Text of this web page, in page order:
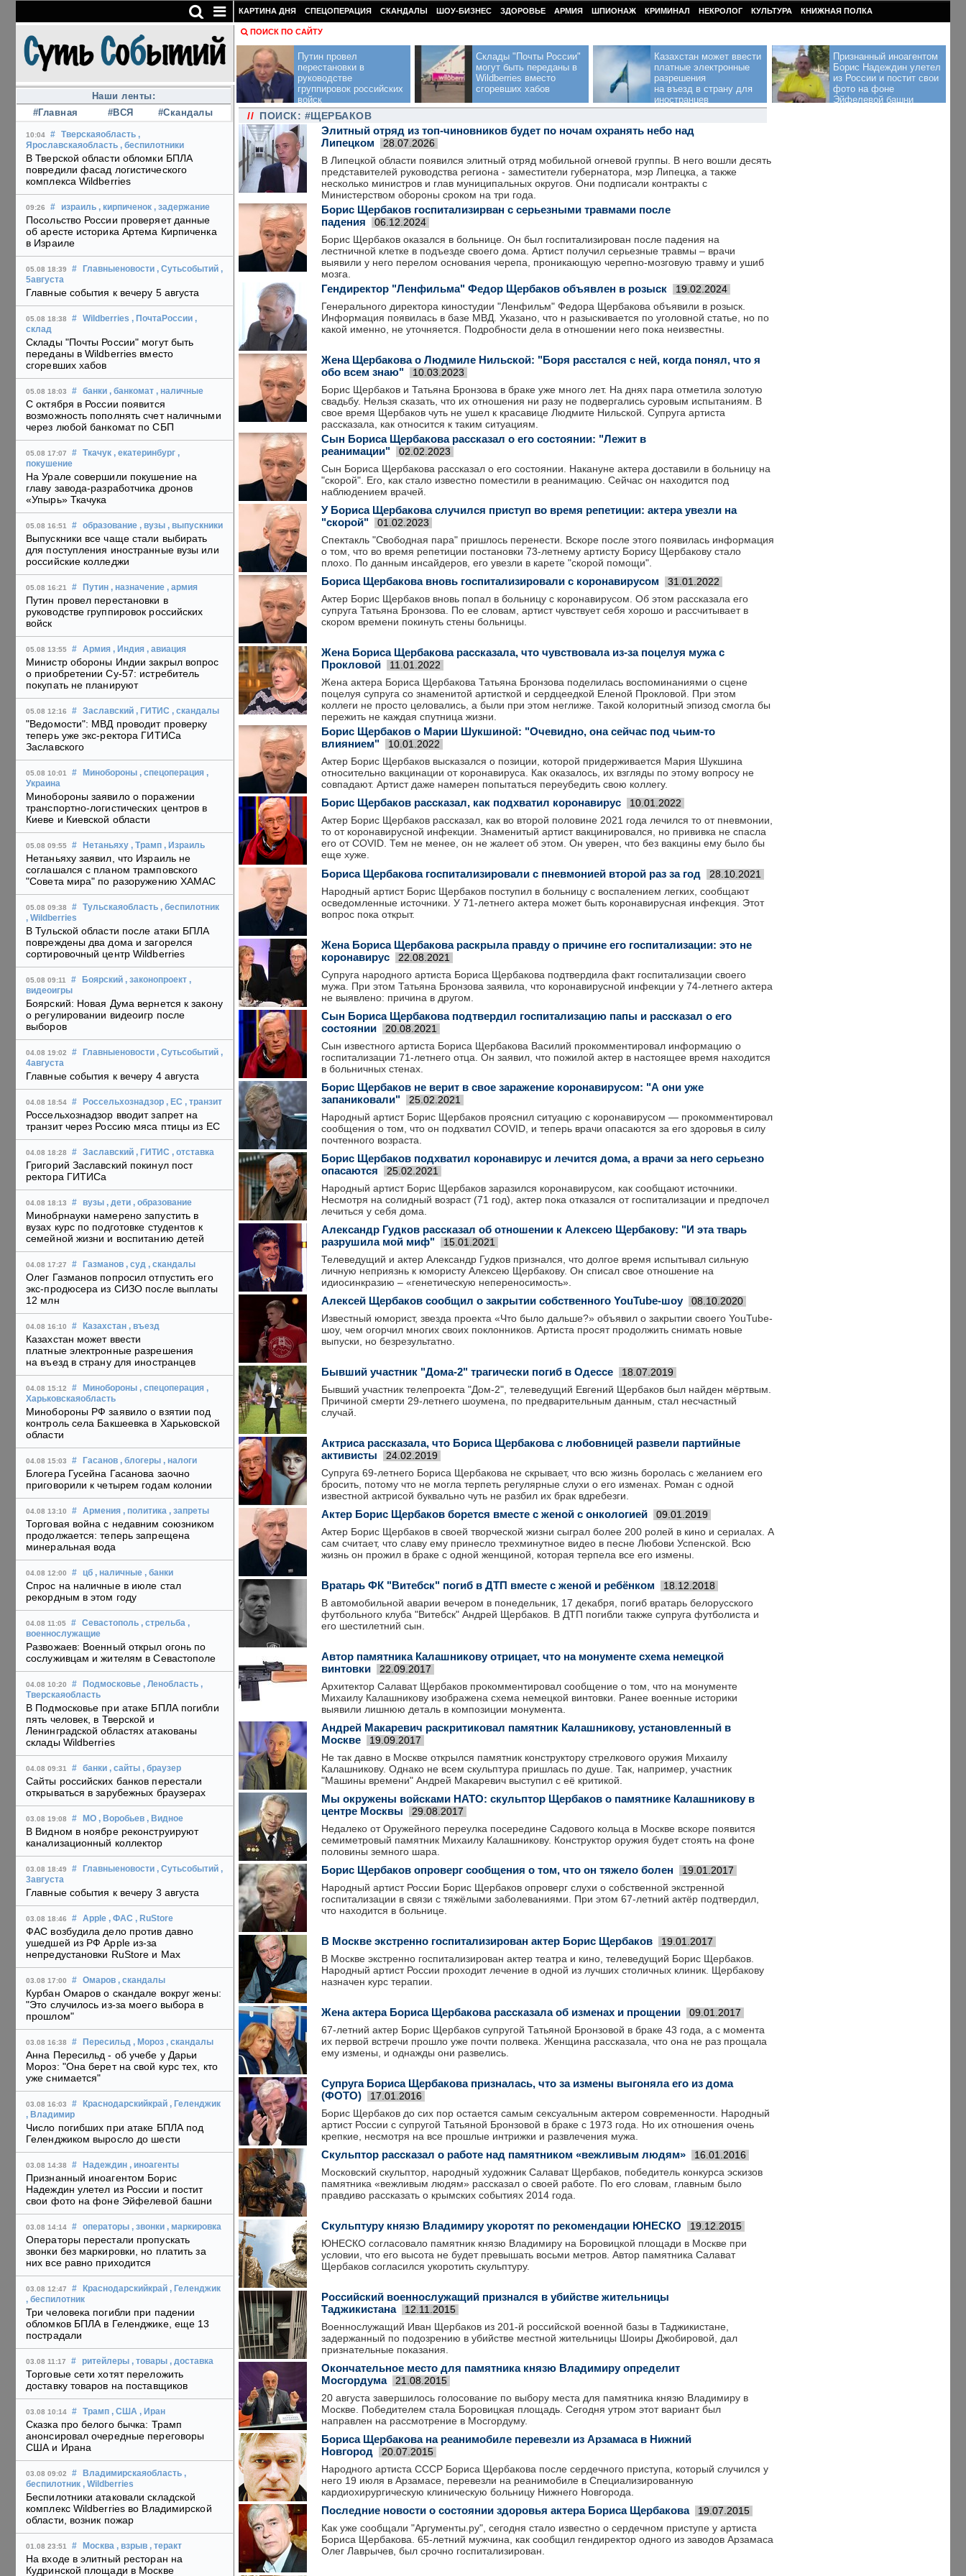
Наши ленты:
#Главная
#ВСЯ #Скандалы
10:04 # Тверскаяобласть ,
Ярославскаяобласть , беспилотники
В Тверской области обломки БПЛА
повредили фасад логистического
комплекса Wildberries
09:26 # израиль , кирпиченок , задержание
Посольство России проверяет данные
об аресте историка Артема Кирпиченка
в Израиле
05.08 18:39 # Главныеновости , Сутьсобытий ,
5августа
Главные события к вечеру 5 августа
05.08 18:38 # Wildberries , ПочтаРоссии ,
склад
Склады "Почты России" могут быть
переданы в Wildberries вместо
сгоревших хабов
05.08 18:03 # банки , банкомат , наличные
С октября в России появится
возможность пополнять счет наличными
через любой банкомат по СБП
05.08 17:07 # Ткачук , екатеринбург ,
покушение
На Урале совершили покушение на
главу завода-разработчика дронов
«Упырь» Ткачука
05.08 16:51 # образование , вузы , выпускники
Выпускники все чаще стали выбирать
для поступления иностранные вузы или
российские колледжи
05.08 16:21 # Путин , назначение , армия
Путин провел перестановки в
руководстве группировок российских
войск
05.08 13:55 # Армия , Индия , авиация
Министр обороны Индии закрыл вопрос
о приобретении Су-57: истребитель
покупать не планируют
05.08 12:16 # Заславский , ГИТИС , скандалы
"Ведомости": МВД проводит проверку
теперь уже экс-ректора ГИТИСа
Заславского
05.08 10:01 # Минобороны , спецоперация ,
Украина
Минобороны заявило о поражении
транспортно-логистических центров в
Киеве и Киевской области
05.08 09:55 # Нетаньяху , Трамп , Израиль
Нетаньяху заявил, что Израиль не
соглашался с планом трамповского
"Совета мира" по разоружению ХАМАС
05.08 09:38 # Тульскаяобласть , беспилотник
, Wildberries
В Тульской области после атаки БПЛА
повреждены два дома и загорелся
сортировочный центр Wildberries
05.08 09:11 # Боярский , законопроект ,
видеоигры
Боярский: Новая Дума вернется к закону
о регулировании видеоигр после
выборов
04.08 19:02 # Главныеновости , Сутьсобытий ,
4августа
Главные события к вечеру 4 августа
04.08 18:54 # Россельхознадзор , ЕС , транзит
Россельхознадзор вводит запрет на
транзит через Россию мяса птицы из ЕС
04.08 18:28 # Заславский , ГИТИС , отставка
Григорий Заславский покинул пост
ректора ГИТИСа
04.08 18:13 # вузы , дети , образование
Минобрнауки намерено запустить в
вузах курс по подготовке студентов к
семейной жизни и воспитанию детей
04.08 17:27 # Газманов , суд , скандалы
Олег Газманов попросил отпустить его
экс-продюсера из СИЗО после выплаты
12 млн
04.08 16:10 # Казахстан , въезд
Казахстан может ввести
платные электронные разрешения
на въезд в страну для иностранцев
04.08 15:12 # Минобороны , спецоперация ,
Харьковскаяобласть
Минобороны РФ заявило о взятии под
контроль села Бакшеевка в Харьковской
области
04.08 15:03 # Гасанов , блогеры , налоги
Блогера Гусейна Гасанова заочно
приговорили к четырем годам колонии
04.08 13:10 # Армения , политика , запреты
Торговая война с недавним союзником
продолжается: теперь запрещена
минеральная вода
04.08 12:00 # цб , наличные , банки
Спрос на наличные в июле стал
рекордным в этом году
04.08 11:05 # Севастополь , стрельба ,
военнослужащие
Развожаев: Военный открыл огонь по
сослуживцам и жителям в Севастополе
04.08 10:20 # Подмосковье , Ленобласть ,
Тверскаяобласть
В Подмосковье при атаке БПЛА погибли
пять человек, в Тверской и
Ленинградской областях атакованы
склады Wildberries
04.08 09:31 # банки , сайты , браузер
Сайты российских банков перестали
открываться в зарубежных браузерах
03.08 19:08 # МО , Воробьев , Видное
В Видном в ноябре реконструируют
канализационный коллектор
03.08 18:49 # Главныеновости , Сутьсобытий ,
3августа
Главные события к вечеру 3 августа
03.08 18:46 # Apple , ФАС , RuStore
ФАС возбудила дело против давно
ушедшей из РФ Apple из-за
непредустановки RuStore и Max
03.08 17:00 # Омаров , скандалы
Курбан Омаров о скандале вокруг жены:
"Это случилось из-за моего выбора в
прошлом"
03.08 16:38 # Пересильд , Мороз , скандалы
Анна Пересильд - об учебе у Дарьи
Мороз: "Она берет на свой курс тех, кто
уже снимается"
03.08 16:03 # Краснодарскийкрай , Геленджик
, Владимир
Число погибших при атаке БПЛА под
Геленджиком выросло до шести
03.08 14:38 # Надеждин , иноагенты
Признанный иноагентом Борис
Надеждин улетел из России и постит
свои фото на фоне Эйфелевой башни
03.08 14:14 # операторы , звонки , маркировка
Операторы перестали пропускать
звонки без маркировки, но платить за
них все равно приходится
03.08 12:47 # Краснодарскийкрай , Геленджик
, беспилотник
Три человека погибли при падении
обломков БПЛА в Геленджике, еще 13
пострадали
03.08 11:17 # ритейлеры , товары , доставка
Торговые сети хотят переложить
доставку товаров на поставщиков
03.08 10:14 # Трамп , США , Иран
Сказка про белого бычка: Трамп
анонсировал очередные переговоры
США и Ирана
03.08 09:02 # Владимирскаяобласть ,
беспилотник , Wildberries
Беспилотники атаковали складской
комплекс Wildberries во Владимирской
области, возник пожар
01.08 23:51 # Москва , взрыв , теракт
На входе в элитный ресторан на
Кудринской площади в Москве
КАРТИНА ДНЯ СПЕЦОПЕРАЦИЯ СКАНДАЛЫ ШОУ-БИЗНЕС ЗДОРОВЬЕ АРМИЯ ШПИОНАЖ КРИМИНАЛ НЕКРОЛОГ КУЛЬТУРА КНИЖНАЯ ПОЛКА
ПОИСК ПО САЙТУ
Путин провел
перестановки в
руководстве
группировок российских
войск
Склады "Почты России"
могут быть переданы в
Wildberries вместо
сгоревших хабов
Казахстан может ввести
платные электронные
разрешения
на въезд в страну для
иностранцев
Признанный иноагентом
Борис Надеждин улетел
из России и постит свои
фото на фоне
Эйфелевой башни
// ПОИСК: #ЩЕРБАКОВ
Элитный отряд из топ-чиновников будет по ночам охранять небо над
Липецком
28.07.2026
В Липецкой области появился элитный отряд мобильной огневой группы. В него вошли десять
представителей руководства региона - заместители губернатора, мэр Липецка, а также
несколько министров и глав муниципальных округов. Они подписали контракты с
Министерством обороны сроком на три года.
Борис Щербаков госпитализирван с серьезными травмами после
падения
06.12.2024
Борис Щербаков оказался в больнице. Он был госпитализирован после падения на
лестничной клетке в подъезде своего дома. Артист получил серьезные травмы – врачи
выявили у него перелом основания черепа, проникающую черепно-мозговую травму и ушиб
мозга.
Гендиректор "Ленфильма" Федор Щербаков объявлен в розыск 19.02.2024
Генерального директора киностудии "Ленфильм" Федора Щербакова объявили в розыск.
Информация появилась в базе МВД. Указано, что н разыскивается по уголовной статье, но по
какой именно, не уточняется. Подробности дела в отношении него пока неизвестны.
Жена Щербакова о Людмиле Нильской: "Боря расстался с ней, когда понял, что я
обо всем знаю"
10.03.2023
Борис Щербаков и Татьяна Бронзова в браке уже много лет. На днях пара отметила золотую
свадьбу. Нельзя сказать, что их отношения ни разу не подвергались суровым испытаниям. В
свое время Щербаков чуть не ушел к красавице Людмите Нильской. Супруга артиста
рассказала, как относится к таким ситуациям.
Сын Бориса Щербакова рассказал о его состоянии: "Лежит в
реанимации"
02.02.2023
Сын Бориса Щербакова рассказал о его состоянии. Накануне актера доставили в больницу на
"скорой". Его, как стало известно поместили в реанимацию. Сейчас он находится под
наблюдением врачей.
У Бориса Щербакова случился приступ во время репетиции: актера увезли на
"скорой"
01.02.2023
Спектакль "Свободная пара" пришлось перенести. Вскоре после этого появилась информация
о том, что во время репетиции постановки 73-летнему артисту Борису Щербакову стало
плохо. По данным инсайдеров, его увезли в карете "скорой помощи".
Бориса Щербакова вновь госпитализировали с коронавирусом 31.01.2022
Актер Борис Щербаков вновь попал в больницу с коронавирусом. Об этом рассказала его
супруга Татьяна Бронзова. По ее словам, артист чувствует себя хорошо и рассчитывает в
скором времени покинуть стены больницы.
Жена Бориса Щербакова рассказала, что чувствовала из-за поцелуя мужа с
Прокловой
11.01.2022
Жена актера Бориса Щербакова Татьяна Бронзова поделилась воспоминаниями о сцене
поцелуя супруга со знаменитой артисткой и сердцеедкой Еленой Прокловой. При этом
коллеги не просто целовались, а были при этом неглиже. Такой колоритный эпизод смогла бы
пережить не каждая спутница жизни.
Борис Щербаков о Марии Шукшиной: "Очевидно, она сейчас под чьим-то
влиянием"
10.01.2022
Актер Борис Щербаков высказался о позиции, которой придерживается Мария Шукшина
относительно вакцинации от коронавируса. Как оказалось, их взгляды по этому вопросу не
совпадают. Артист даже намерен попытаться переубедить свою коллегу.
Борис Щербаков рассказал, как подхватил коронавирус 10.01.2022
Актер Борис Щербаков рассказал, как во второй половине 2021 года лечился то от пневмонии,
то от коронавирусной инфекции. Знаменитый артист вакцинировался, но прививка не спасла
его от COVID. Тем не менее, он не жалеет об этом. Он уверен, что без вакцины ему было бы
еще хуже.
Бориса Щербакова госпитализировали с пневмонией второй раз за год 28.10.2021
Народный артист Борис Щербаков поступил в больницу с воспалением легких, сообщают
осведомленные источники. У 71-летнего актера может быть коронавирусная инфекция. Этот
вопрос пока открыт.
Жена Бориса Щербакова раскрыла правду о причине его госпитализации: это не
коронавирус
22.08.2021
Супруга народного артиста Бориса Щербакова подтвердила факт госпитализации своего
мужа. При этом Татьяна Бронзова заявила, что коронавирусной инфекции у 74-летнего актера
не выявлено: причина в другом.
Сын Бориса Щербакова подтвердил госпитализацию папы и рассказал о его
состоянии
20.08.2021
Сын известного артиста Бориса Щербакова Василий прокомментировал информацию о
госпитализации 71-летнего отца. Он заявил, что пожилой актер в настоящее время находится
в больничных стенах.
Борис Щербаков не верит в свое заражение коронавирусом: "А они уже
запаниковали"
25.02.2021
Народный артист Борис Щербаков прояснил ситуацию с коронавирусом — прокомментировал
сообщения о том, что он подхватил COVID, и теперь врачи опасаются за его здоровья в силу
почтенного возраста.
Борис Щербаков подхватил коронавирус и лечится дома, а врачи за него серьезно
опасаются
25.02.2021
Народный артист Борис Щербаков заразился коронавирусом, как сообщают источники.
Несмотря на солидный возраст (71 год), актер пока отказался от госпитализации и предпочел
лечиться у себя дома.
Александр Гудков рассказал об отношении к Алексею Щербакову: "И эта тварь
разрушила мой миф"
15.01.2021
Телеведущий и актер Александр Гудков признался, что долгое время испытывал сильную
личную неприязнь к юмористу Алексею Щербакову. Он списал свое отношение на
идиосинкразию – «генетическую непереносимость».
Алексей Щербаков сообщил о закрытии собственного YouTube-шоу 08.10.2020
Известный юморист, звезда проекта «Что было дальше?» объявил о закрытии своего YouTube-
шоу, чем огорчил многих своих поклонников. Артиста просят продолжить снимать новые
выпуски, но безрезультатно.
Бывший участник "Дома-2" трагически погиб в Одессе 18.07.2019
Бывший участник телепроекта "Дом-2", телеведущий Евгений Щербаков был найден мёртвым.
Причиной смерти 29-летнего шоумена, по предварительным данным, стал несчастный
случай.
Актриса рассказала, что Бориса Щербакова с любовницей развели партийные
активисты
24.02.2019
Супруга 69-летнего Бориса Щербакова не скрывает, что всю жизнь боролась с желанием его
бросить, потому что не могла терпеть регулярные слухи о его изменах. Роман с одной
известной актрисой буквально чуть не разбил их брак вдребезги.
Актер Борис Щербаков борется вместе с женой с онкологией 09.01.2019
Актер Борис Щербаков в своей творческой жизни сыграл более 200 ролей в кино и сериалах. А
сам считает, что славу ему принесло трехминутное видео в песне Любови Успенской. Всю
жизнь он прожил в браке с одной женщиной, которая терпела все его измены.
Вратарь ФК "Витебск" погиб в ДТП вместе с женой и ребёнком 18.12.2018
В автомобильной аварии вечером в понедельник, 17 декабря, погиб вратарь белорусского
футбольного клуба "Витебск" Андрей Щербаков. В ДТП погибли также супруга футболиста и
его шестилетний сын.
Автор памятника Калашникову отрицает, что на монументе схема немецкой
винтовки
22.09.2017
Архитектор Салават Щербаков прокомментировал сообщение о том, что на монументе
Михаилу Калашникову изображена схема немецкой винтовки. Ранее военные историки
выявили лишнюю деталь в композиции монумента.
Андрей Макаревич раскритиковал памятник Калашникову, установленный в
Москве
19.09.2017
Не так давно в Москве открылся памятник конструктору стрелкового оружия Михаилу
Калашникову. Однако не всем скульптура пришлась по душе. Так, например, участник
"Машины времени" Андрей Макаревич выступил с её критикой.
Мы окружены войсками НАТО: скульптор Щербаков о памятнике Калашникову в
центре Москвы
29.08.2017
Недалеко от Оружейного переулка посередине Садового кольца в Москве вскоре появится
семиметровый памятник Михаилу Калашникову. Конструктор оружия будет стоять на фоне
половины земного шара.
Борис Щербаков опроверг сообщения о том, что он тяжело болен 19.01.2017
Народный артист России Борис Щербаков опроверг слухи о собственной экстренной
госпитализации в связи с тяжёлыми заболеваниями. При этом 67-летний актёр подтвердил,
что находится в больнице.
В Москве экстренно госпитализирован актер Борис Щербаков 19.01.2017
В Москве экстренно госпитализирован актер театра и кино, телеведущий Борис Щербаков.
Народный артист России проходит лечение в одной из лучших столичных клиник. Щербакову
назначен курс терапии.
Жена актера Бориса Щербакова рассказала об изменах и прощении 09.01.2017
67-летний актер Борис Щербаков супругой Татьяной Бронзовой в браке 43 года, а с момента
их первой встречи прошло уже почти полвека. Женщина рассказала, что она не раз прощала
ему измены, и однажды они развелись.
Супруга Бориса Щербакова призналась, что за измены выгоняла его из дома
(ФОТО)
17.01.2016
Борис Щербаков до сих пор остается самым сексуальным актером современности. Народный
артист России с супругой Татьяной Бронзовой в браке с 1973 года. Но их отношения очень
крепкие, несмотря на все прошлые интрижки и развлечения мужа.
Скульптор рассказал о работе над памятником «вежливым людям» 16.01.2016
Московский скульптор, народный художник Салават Щербаков, победитель конкурса эскизов
памятника «вежливым людям» рассказал о своей работе. По его словам, главным было
правдиво рассказать о крымских событиях 2014 года.
Скульптуру князю Владимиру укоротят по рекомендации ЮНЕСКО 19.12.2015
ЮНЕСКО согласовало памятник князю Владимиру на Боровицкой площади в Москве при
условии, что его высота не будет превышать восьми метров. Автор памятника Салават
Щербаков согласился укоротить скульптуру.
Российский военнослужащий признался в убийстве жительницы
Таджикистана
12.11.2015
Военнослужащий Иван Щербаков из 201-й российской военной базы в Таджикистане,
задержанный по подозрению в убийстве местной жительницы Шоиры Джобировой, дал
признательные показания.
Окончательное место для памятника князю Владимиру определит
Мосгордума
21.08.2015
20 августа завершилось голосование по выбору места для памятника князю Владимиру в
Москве. Победителем стала Боровицкая площадь. Сегодня утром этот вариант был
направлен на рассмотрение в Мосгордуму.
Бориса Щербакова на реанимобиле перевезли из Арзамаса в Нижний
Новгород
20.07.2015
Народного артиста СССР Бориса Щербакова после сердечного приступа, который случился у
него 19 июля в Арзамасе, перевезли на реанимобиле в Специализированную
кардиохирургическую клиническую больницу Нижнего Новгорода.
Последние новости о состоянии здоровья актера Бориса Щербакова 19.07.2015
Как уже сообщали "Аргументы.ру", сегодня стало известно о сердечном приступе у артиста
Бориса Щербакова. 65-летний мужчина, как сообщил гендиректор одного из заводов Арзамаса
Олег Лаврычев, был срочно госпитализирован.